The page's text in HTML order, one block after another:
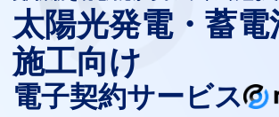
太陽光発電・蓄
施工向け
電子契約サービス